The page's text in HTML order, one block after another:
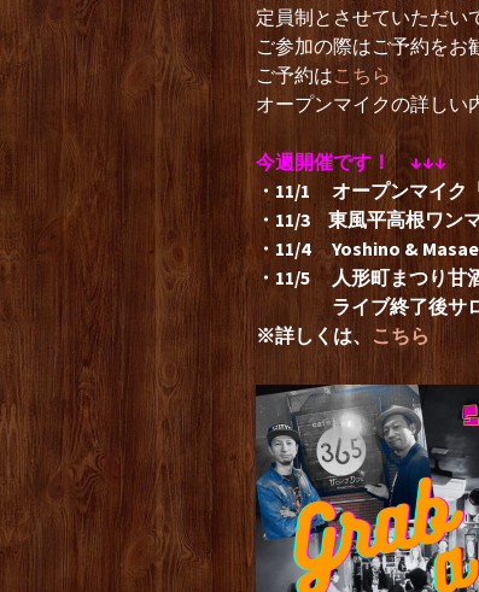
定員制とさせていただい
ご参加の際はご予約をお
ご予約はこちら
オープンマイクの詳しい
今週開催です！ ↓↓↓
・11/1 オープンマイク
・11/3 東風平高根ワン
・11/4 Yoshino &
・11/5 人形町まつり甘
ライブ終了後サロン
※詳しくは、 こちら